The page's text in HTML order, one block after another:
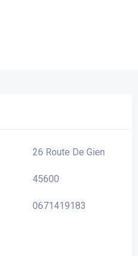
26 Route De Gien
45600
0671419183